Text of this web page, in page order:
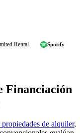
Rental
Spotify
Financiación
de alquiler,